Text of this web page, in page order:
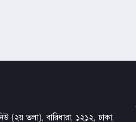
(২য় তলা), বারিধারা, ১২১২, ঢাকা,